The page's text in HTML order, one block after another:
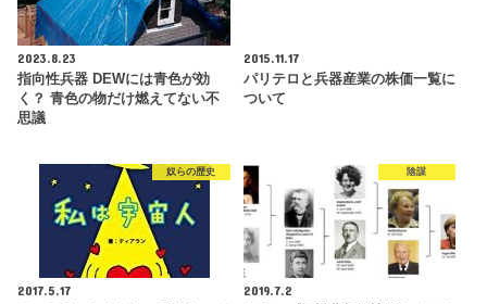
2023.8.23
指向性兵器 DEWには青色が効
く？ 青色の物だけ燃えてない不
思議
2015.11.17
パリテロと兵器産業の株価一覧に
ついて
奴らの歴史
2017.5.17
陰謀
2019.7.2